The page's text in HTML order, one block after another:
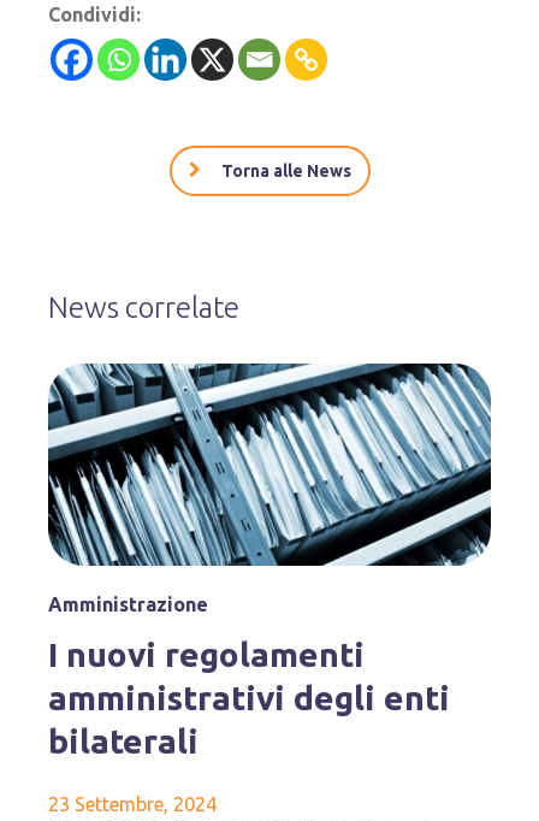
Condividi:
Torna alle News
News correlate
Amministrazione
I nuovi regolamenti
amministrativi degli enti
bilaterali
23 Settembre, 2024